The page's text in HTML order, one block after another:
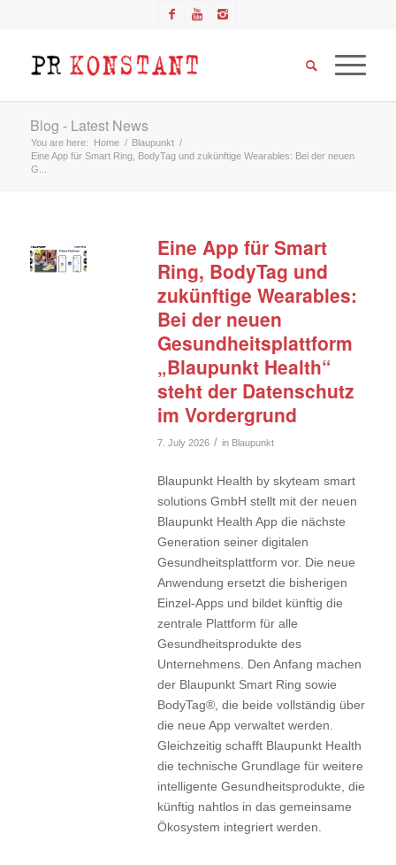
Blog - Latest News
You are here: Home / Blaupunkt /
Eine App für Smart Ring, BodyTag und zukünftige Wearables: Bei der neuen
G...
Eine App für Smart
Ring, BodyTag und
zukünftige Wearables:
Bei der neuen
Gesundheitsplattform
„Blaupunkt Health“
steht der Datenschutz
im Vordergrund
7. July 2026 / in Blaupunkt
Blaupunkt Health by skyteam smart
solutions GmbH stellt mit der neuen
Blaupunkt Health App die nächste
Generation seiner digitalen
Gesundheitsplattform vor. Die neue
Anwendung ersetzt die bisherigen
Einzel-Apps und bildet künftig die
zentrale Plattform für alle
Gesundheitsprodukte des
Unternehmens. Den Anfang machen
der Blaupunkt Smart Ring sowie
BodyTag®, die beide vollständig über
die neue App verwaltet werden.
Gleichzeitig schafft Blaupunkt Health
die technische Grundlage für weitere
intelligente Gesundheitsprodukte, die
künftig nahtlos in das gemeinsame
Ökosystem integriert werden.